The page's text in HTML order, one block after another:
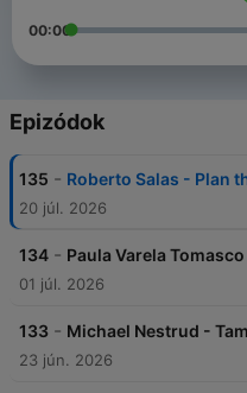
00:00
Epizódok
135 - Roberto Salas - Plan
20 júl. 2026
134 - Paula Varela
01 júl. 2026
133 - Michael Nestrud -
23 jún. 2026